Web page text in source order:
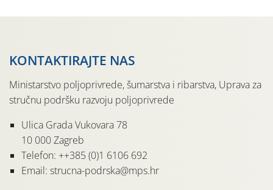
KONTAKTIRAJTE NAS
Ministarstvo poljoprivrede, šumarstva i ribarstva, Uprava za
stručnu podršku razvoju poljoprivrede
Ulica Grada Vukovara 78
10 000 Zagreb
Telefon: ++385 (0)1 6106 692
Email: strucna-podrska@mps.hr